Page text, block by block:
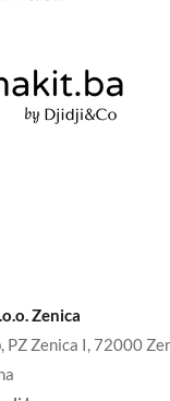
Zenica
PZ Zenica I, 72000